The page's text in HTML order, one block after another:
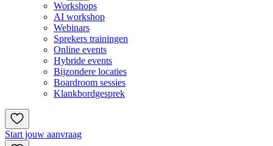
Workshops
AI workshop
Webinars
Sprekers trainingen
Online events
Hybride events
Bijzondere locaties
Boardroom sessies
Klankbordgesprek
Start jouw aanvraag